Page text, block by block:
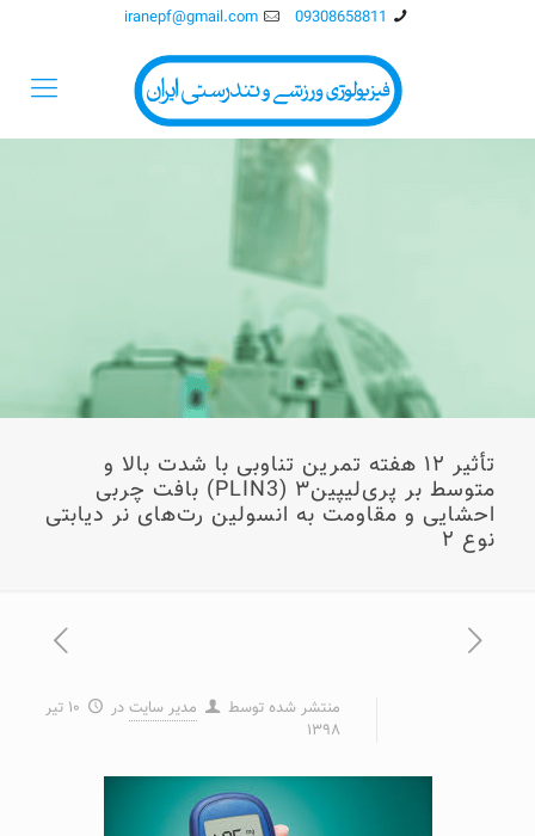
09308658811
iranepf@gmail.com
تأثیر ۱۲ هفته تمرین تناوبی با شدت بالا و
متوسط بر پری‌لیپین۳ (PLIN3) بافت چربی
احشایی و مقاومت به انسولین رت‌های نر دیابتی
نوع ۲
منتشر شده توسط مدیر سایت در
۱۰ تیر
۱۳۹۸